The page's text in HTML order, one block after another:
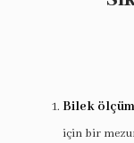
Bilek
için bir